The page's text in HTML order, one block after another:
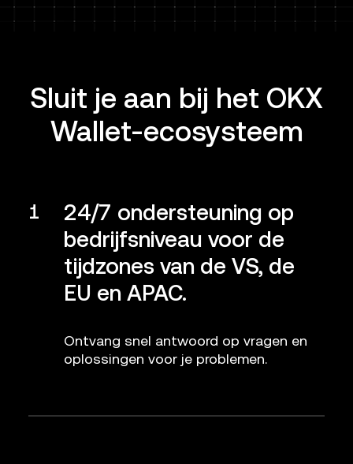
Sluit je aan bij het OKX
Wallet-ecosysteem
1
24/7 ondersteuning op
bedrijfsniveau voor de
tijdzones van de VS, de
EU en APAC.
Ontvang snel antwoord op vragen en
oplossingen voor je problemen.